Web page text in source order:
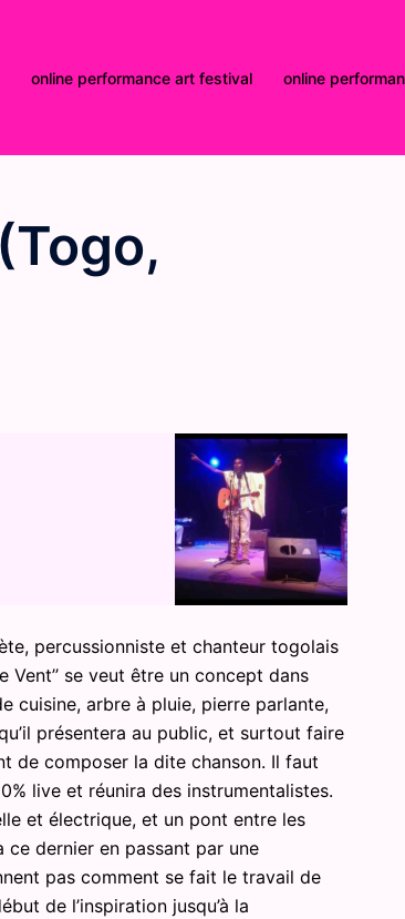
online performance art festival online
percussionniste et chanteur togolais
Vent’’ se veut être un concept dans
cuisine, arbre à pluie, pierre parlante,
présentera au public, et surtout faire
de composer la dite chanson. Il faut
live et réunira des instrumentalistes.
et électrique, et un pont entre les
dernier en passant par une
pas comment se fait le travail de
de l’inspiration jusqu’à la